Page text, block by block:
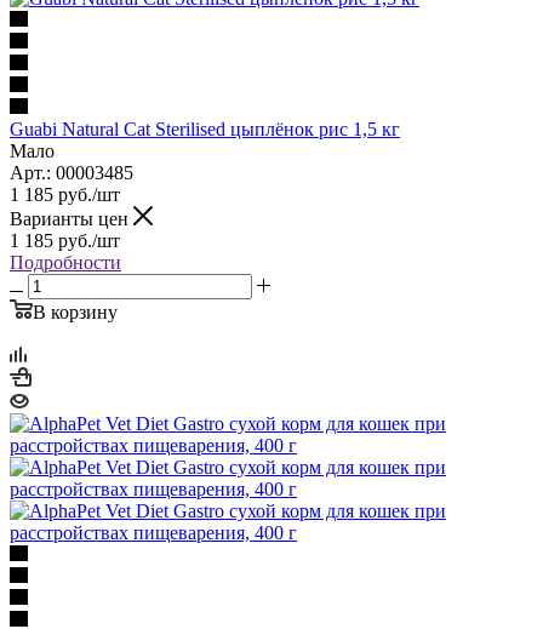
Guabi Natural Cat Sterilised цыплёнок рис 1,5 кг
Мало
Арт.: 00003485
1 185 руб./шт
Варианты цен
1 185 руб./шт
Подробности
В корзину